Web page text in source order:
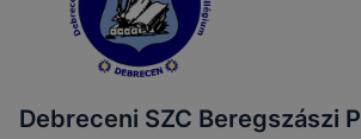
Debreceni SZC Beregszászi